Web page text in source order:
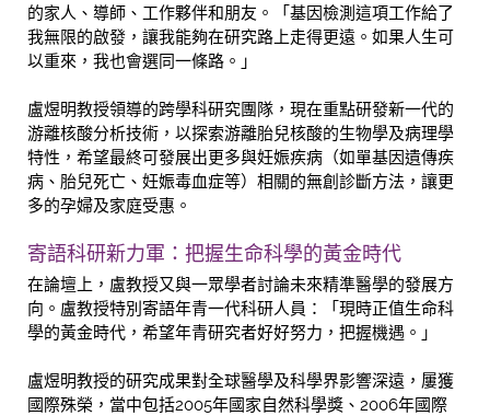
的家人、導師、工作夥伴和朋友。「基因檢測這項工作給了
我無限的啟發，讓我能夠在研究路上走得更遠。如果人生可
以重來，我也會選同一條路。」
盧煜明教授領導的跨學科研究團隊，現在重點研發新一代的
游離核酸分析技術，以探索游離胎兒核酸的生物學及病理學
特性，希望最終可發展出更多與妊娠疾病（如單基因遺傳疾
病、胎兒死亡、妊娠毒血症等）相關的無創診斷方法，讓更
多的孕婦及家庭受惠。
寄語科研新力軍：把握生命科學的黃金時代
在論壇上，盧教授又與一眾學者討論未來精準醫學的發展方
向。盧教授特別寄語年青一代科研人員：「現時正值生命科
學的黃金時代，希望年青研究者好好努力，把握機遇。」
盧煜明教授的研究成果對全球醫學及科學界影響深遠，屢獲
國際殊榮，當中包括2005年國家自然科學獎、2006年國際